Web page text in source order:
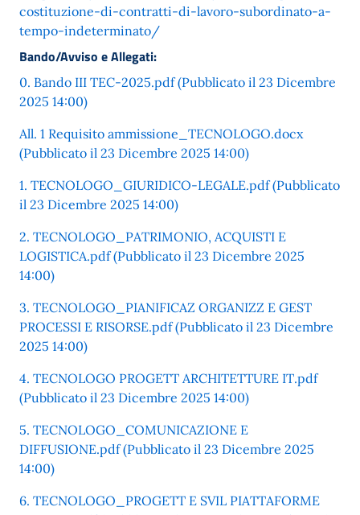
costituzione-di-contratti-di-lavoro-subordinato-a-
tempo-indeterminato/
Bando/Avviso e Allegati:
0. Bando III TEC-2025.pdf (Pubblicato il 23 Dicembre
2025 14:00)
All. 1 Requisito ammissione_TECNOLOGO.docx
(Pubblicato il 23 Dicembre 2025 14:00)
1. TECNOLOGO_GIURIDICO-LEGALE.pdf (Pubblicato
il 23 Dicembre 2025 14:00)
2. TECNOLOGO_PATRIMONIO, ACQUISTI E
LOGISTICA.pdf (Pubblicato il 23 Dicembre 2025
14:00)
3. TECNOLOGO_PIANIFICAZ ORGANIZZ E GEST
PROCESSI E RISORSE.pdf (Pubblicato il 23 Dicembre
2025 14:00)
4. TECNOLOGO PROGETT ARCHITETTURE IT.pdf
(Pubblicato il 23 Dicembre 2025 14:00)
5. TECNOLOGO_COMUNICAZIONE E
DIFFUSIONE.pdf (Pubblicato il 23 Dicembre 2025
14:00)
6. TECNOLOGO_PROGETT E SVIL PIATTAFORME